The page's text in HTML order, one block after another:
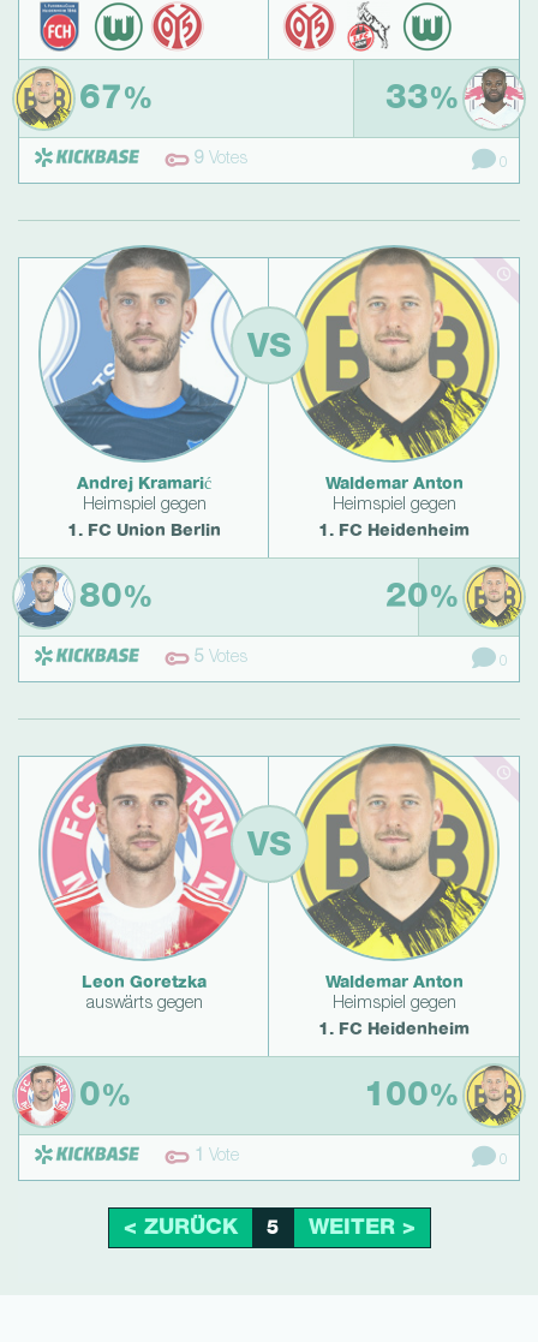
67% 33%
9 Votes 0
Andrej Kramarić
Heimspiel gegen
1. FC Union Berlin
VS
Waldemar Anton
Heimspiel gegen
1. FC Heidenheim
80% 20%
5 Votes 0
Leon Goretzka
auswärts gegen
VS
Waldemar Anton
Heimspiel gegen
1. FC Heidenheim
0% 100%
1 Vote 0
< ZURÜCK 5 WEITER >